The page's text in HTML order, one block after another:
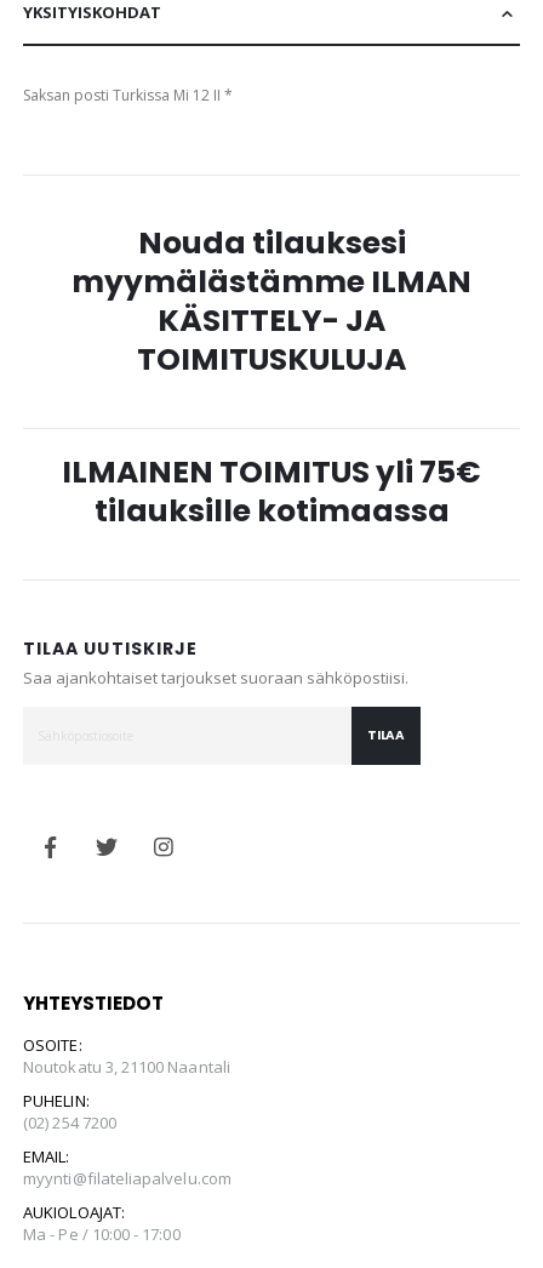
YKSITYISKOHDAT
Saksan posti Turkissa Mi 12 II *
Nouda tilauksesi
myymälästämme ILMAN
KÄSITTELY- JA
TOIMITUSKULUJA
ILMAINEN TOIMITUS yli 75€
tilauksille kotimaassa
TILAA UUTISKIRJE
Saa ajankohtaiset tarjoukset suoraan sähköpostiisi.
TILAA
YHTEYSTIEDOT
OSOITE:
Noutokatu 3, 21100 Naantali
PUHELIN:
(02) 254 7200
EMAIL:
myynti@filateliapalvelu.com
AUKIOLOAJAT:
Ma - Pe / 10:00 - 17:00